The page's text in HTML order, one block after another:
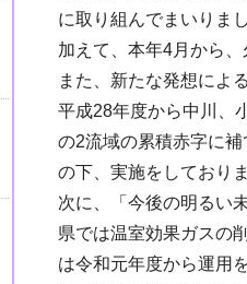
に取り組んでまいりま
加えて、本年4月から
また、新たな発想によ
平成28年度から中川、
の2流域の累積赤字に
の下、実施をしておりま
次に、「今後の明るい
県では温室効果ガスの
は令和元年度から運用